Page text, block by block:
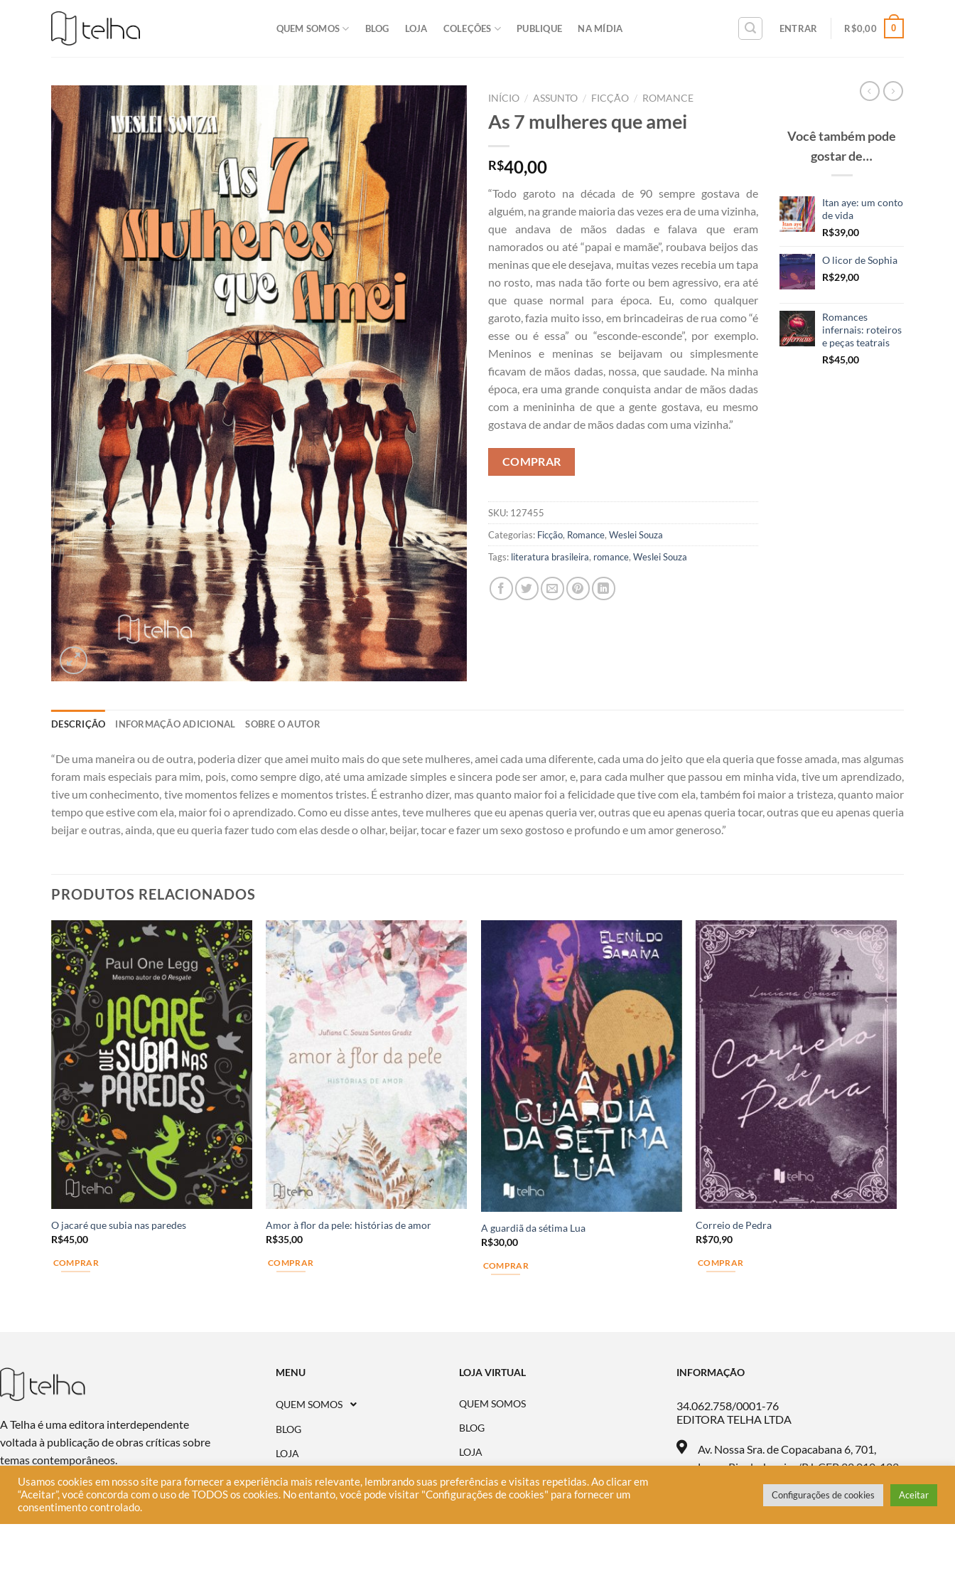
QUEM SOMOS BLOG LOJA COLEÇÕES PUBLIQUE NA MÍDIA ENTRAR R$0,00 0
INÍCIO / ASSUNTO / FICÇÃO / ROMANCE
As 7 mulheres que amei
R$40,00
“Todo garoto na década de 90 sempre gostava de
alguém, na grande maioria das vezes era de uma vizinha,
que andava de mãos dadas e falava que eram
namorados ou até “papai e mamãe”, roubava beijos das
meninas que ele desejava, muitas vezes recebia um tapa
no rosto, mas nada tão forte ou bem agressivo, era até
que quase normal para época. Eu, como qualquer
garoto, fazia muito isso, em brincadeiras de rua como “é
esse ou é essa” ou “esconde-esconde”, por exemplo.
Meninos e meninas se beijavam ou simplesmente
ficavam de mãos dadas, nossa, que saudade. Na minha
época, era uma grande conquista andar de mãos dadas
com a menininha de que a gente gostava, eu mesmo
gostava de andar de mãos dadas com uma vizinha.”
COMPRAR
SKU: 127455
Categorias: Ficção, Romance, Weslei Souza
Tags: literatura brasileira, romance, Weslei Souza
Você também pode
gostar de…
Itan aye: um conto
de vida
R$39,00
O licor de Sophia
R$29,00
Romances
infernais: roteiros
e peças teatrais
R$45,00
DESCRIÇÃO INFORMAÇÃO ADICIONAL SOBRE O AUTOR
“De uma maneira ou de outra, poderia dizer que amei muito mais do que sete mulheres, amei cada uma diferente, cada uma do jeito que ela queria que fosse amada, mas algumas
foram mais especiais para mim, pois, como sempre digo, até uma amizade simples e sincera pode ser amor, e, para cada mulher que passou em minha vida, tive um aprendizado,
tive um conhecimento, tive momentos felizes e momentos tristes. É estranho dizer, mas quanto maior foi a felicidade que tive com ela, também foi maior a tristeza, quanto maior
tempo que estive com ela, maior foi o aprendizado. Como eu disse antes, teve mulheres que eu apenas queria ver, outras que eu apenas queria tocar, outras que eu apenas queria
beijar e outras, ainda, que eu queria fazer tudo com elas desde o olhar, beijar, tocar e fazer um sexo gostoso e profundo e um amor generoso.”
PRODUTOS RELACIONADOS
O jacaré que subia nas paredes
R$45,00
COMPRAR
Amor à flor da pele: histórias de amor
R$35,00
COMPRAR
A guardiã da sétima Lua
R$30,00
COMPRAR
Correio de Pedra
R$70,90
COMPRAR
A Telha é uma editora interdependente
voltada à publicação de obras críticas sobre
temas contemporâneos.
MENU
QUEM SOMOS
BLOG
LOJA
PUBLIQUE
NA MÍDIA
LOJA VIRTUAL
QUEM SOMOS
BLOG
LOJA
CONSELHO EDITORIAL
ONDE ENCONTRAR
PERGUNTAS FREQUENTES
INFORMAÇÃO
34.062.758/0001-76
EDITORA TELHA LTDA
Av. Nossa Sra. de Copacabana 6, 701,
Leme, Rio de Janeiro/RJ, CEP 22.010-122
Usamos cookies em nosso site para fornecer a experiência mais relevante, lembrando suas preferências e visitas repetidas. Ao clicar em
“Aceitar”, você concorda com o uso de TODOS os cookies. No entanto, você pode visitar "Configurações de cookies" para fornecer um
consentimento controlado.
Configurações de cookies Aceitar